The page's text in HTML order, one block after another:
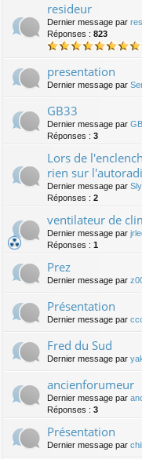
resideur
Dernier message par
Réponses : 823
presentation
Dernier message par
GB33
Dernier message par
Réponses : 3
Lors de
rien sur
Dernier message par
Réponses : 2
ventilateur de
Dernier message par
Réponses : 1
Prez
Dernier message par
Présentation
Dernier message par
Fred du Sud
Dernier message par
ancienforumeur
Dernier message par
Réponses : 3
Présentation
Dernier message par